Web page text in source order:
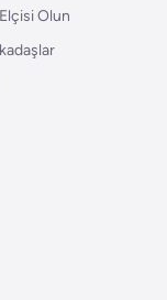
Olun